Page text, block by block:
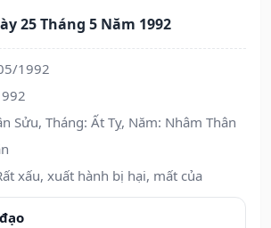
25 Tháng 5 Năm 1992
1992
Sửu, Tháng: Ất Tỵ, Năm: Nhâm Thân
xấu, xuất hành bị hại, mất của